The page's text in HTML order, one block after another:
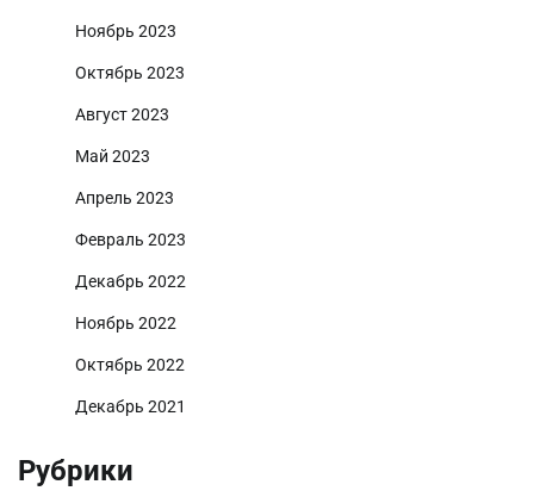
Ноябрь 2023
Октябрь 2023
Август 2023
Май 2023
Апрель 2023
Февраль 2023
Декабрь 2022
Ноябрь 2022
Октябрь 2022
Декабрь 2021
Рубрики